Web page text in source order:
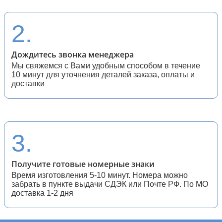
2.
Дождитесь звонка менеджера
Мы свяжемся с Вами удобным способом в течение
10 минут для уточнения деталей заказа, оплаты и
доставки
3.
Получите готовые номерные знаки
Время изготовления 5-10 минут. Номера можно
забрать в пункте выдачи СДЭК или Почте РФ. По МО
доставка 1-2 дня